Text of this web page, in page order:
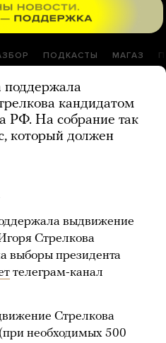
ПОДКАСТЫ МАГАЗ
поддержала
кандидатом
РФ. На собрание так
который должен
выдвижение
Стрелкова
выборы президента
телеграм-канал
Стрелкова
необходимых 500